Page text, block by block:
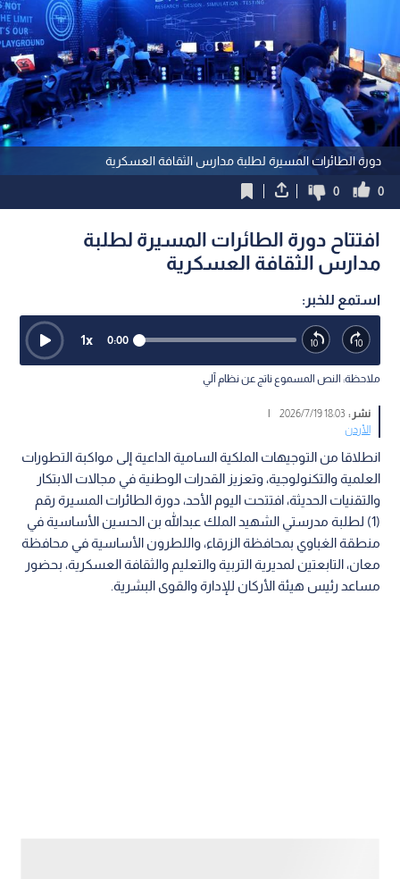
دورة الطائرات المسيرة لطلبة مدارس الثقافة العسكرية
0
0
افتتاح دورة الطائرات المسيرة لطلبة
مدارس الثقافة العسكرية
استمع للخبر:
0:00
1x
ملاحظة: النص المسموع ناتج عن نظام آلي
نشر :18:03 2026/7/19
|
الأردن
انطلاقا من التوجيهات الملكية السامية الداعية إلى مواكبة التطورات
العلمية والتكنولوجية، وتعزيز القدرات الوطنية في مجالات الابتكار
والتقنيات الحديثة، افتتحت اليوم الأحد، دورة الطائرات المسيرة رقم
(1) لطلبة مدرستي الشهيد الملك عبدالله بن الحسين الأساسية في
منطقة الغباوي بمحافظة الزرقاء، واللطرون الأساسية في محافظة
معان، التابعتين لمديرية التربية والتعليم والثقافة العسكرية، بحضور
مساعد رئيس هيئة الأركان للإدارة والقوى البشرية.